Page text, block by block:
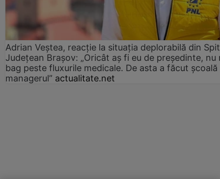
Adrian Veștea, reacție la situația deplorabilă din
Județean Brașov: „Oricât aș fi eu de președinte, nu
bag peste fluxurile medicale. De asta a făcut școală
managerul” actualitate.net